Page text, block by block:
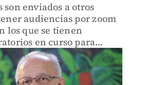
son enviados a otros
audiencias por zoom
los que se tienen
en curso para
situación y otros, porque
de Alcatraz, ellos
ser deportado